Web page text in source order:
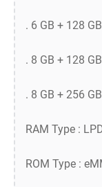
. 6 GB + 128 GB
. 8 GB + 128 GB
. 8 GB + 256 GB
RAM Type :
ROM Type :